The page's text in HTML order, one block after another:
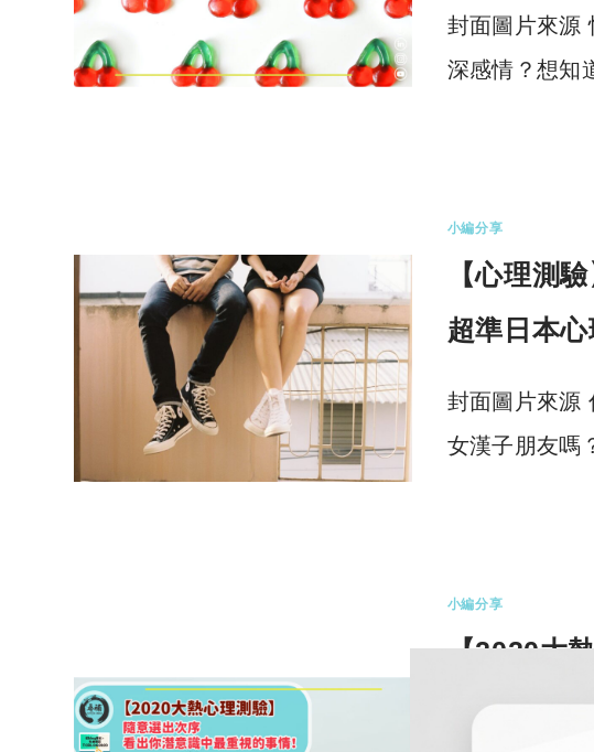
封面圖片來源
深感情？想知
小編分享
【心理測
超準日本心
封面圖片來源
女漢子朋友嗎
小編分享
【2020大
吃，隨意